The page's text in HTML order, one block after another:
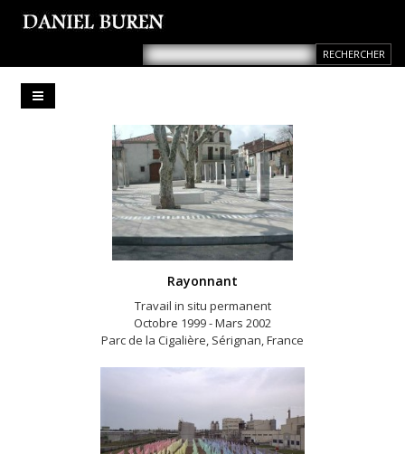
Rayonnant
Travail in situ permanent
Octobre 1999 - Mars 2002
Parc de la Cigalière, Sérignan, France